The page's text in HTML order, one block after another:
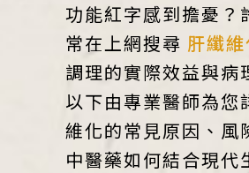
功能紅字感到擔憂？
常在上網搜尋 肝纖
調理的實際效益與病
以下由專業醫師為您
維化的常見原因、風
中醫藥如何結合現代